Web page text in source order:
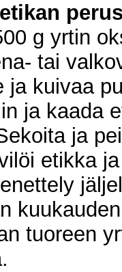
g yrtin
tai
ja kuivaa
ja kaada
ja
etikka
tuoreen